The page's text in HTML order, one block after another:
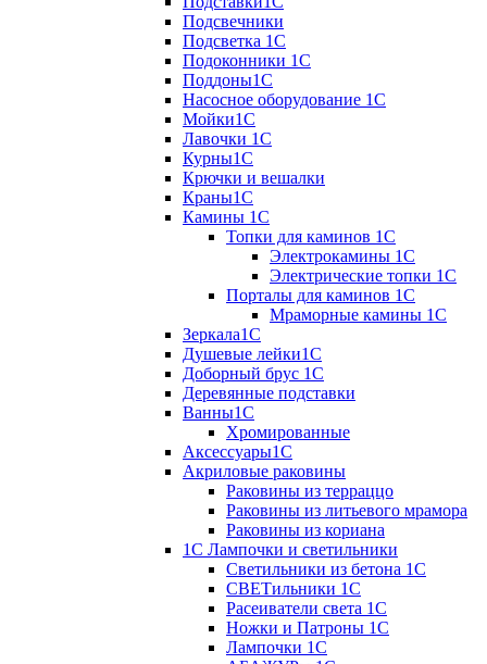
Подсвечники
Подсветка 1С
Подоконники 1С
Поддоны1С
Насосное оборудование 1С
Мойки1С
Лавочки 1С
Курны1С
Крючки и вешалки
Краны1С
Камины 1C
Топки для каминов 1C
Электрокамины 1С
Электрические топки 1C
Порталы для каминов 1С
Мраморные камины 1C
Зеркала1С
Душевые лейки1С
Доборный брус 1С
Деревянные подставки
Ванны1С
Хромированные
Аксессуары1С
Акриловые раковины
Раковины из терраццо
Раковины из литьевого мрамора
Раковины из кориана
1С Лампочки и светильники
Светильники из бетона 1С
СВЕТильники 1С
Расеиватели света 1С
Ножки и Патроны 1С
Лампочки 1С